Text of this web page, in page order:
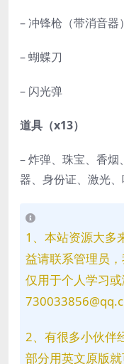
– 冲锋枪（带消音器）
– 蝴蝶刀
– 闪光弹
道具（x13）
– 炸弹、珠宝、香
器、身份证、激光、
1、本站资源大多
益请联系管理员，
仅用于个人学习
2、有很多小伙伴
部分用英文原版